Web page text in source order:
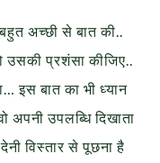
अच्छी से बात की..
उसकी प्रशंसा कीजिए..
बात का भी ध्यान
अपनी उपलब्धि दिखाता
विस्तार से पूछना है